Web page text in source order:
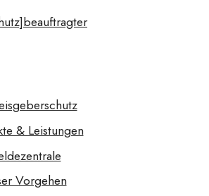
& Leistungen
Vorgehen